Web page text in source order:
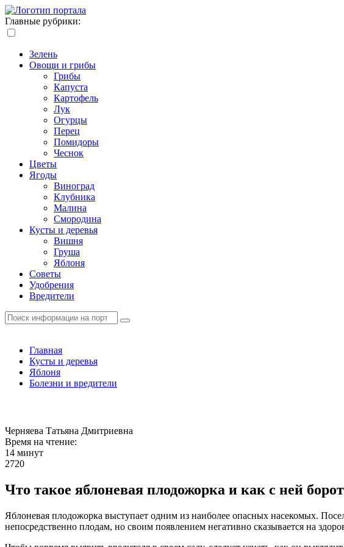
Главные рубрики:
Зелень
Овощи и грибы
Грибы
Капуста
Картофель
Лук
Огурцы
Перец
Помидоры
Чеснок
Цветы
Ягоды
Виноград
Клубника
Малина
Смородина
Кусты и деревья
Вишня
Груша
Яблоня
Советы
Удобрения
Вредители
Главная
Кусты и деревья
Яблоня
Болезни и вредители
Черняева Татьяна Дмитриевна
Время на чтение:
14 минут
2720
Что такое яблоневая плодожорка и как с ней
Яблоневая плодожорка выступает одним из наиболее опасных насекомых.
непосредственно плодам, но своим появлением негативно сказывается на